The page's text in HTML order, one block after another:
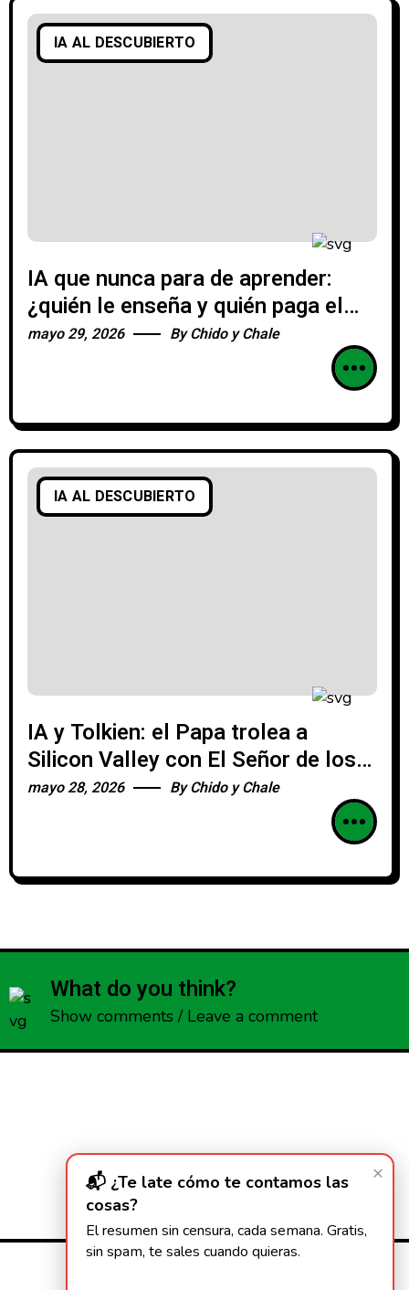
IA AL DESCUBIERTO
IA que nunca para de aprender:
¿quién le enseña y quién paga el
colegiado?
mayo 29, 2026 ByChido y Chale
IA AL DESCUBIERTO
IA y Tolkien: el Papa trolea a
Silicon Valley con El Señor de los
Anillos
mayo 28, 2026 ByChido y Chale
What do you think?
Show comments / Leave a comment
×
📬 ¿Te late cómo te contamos las
cosas?
El resumen sin censura, cada semana. Gratis,
sin spam, te sales cuando quieras.